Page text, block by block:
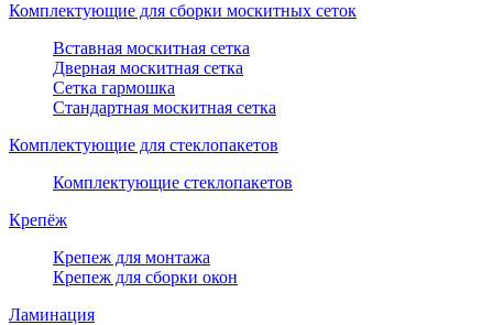
Комплектующие для сборки москитных сеток
Вставная москитная сетка
Дверная москитная сетка
Сетка гармошка
Стандартная москитная сетка
Комплектующие для стеклопакетов
Комплектующие стеклопакетов
Крепёж
Крепеж для монтажа
Крепеж для сборки окон
Ламинация